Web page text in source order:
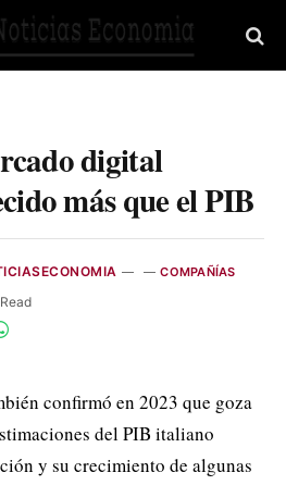
digital
más que el PIB
COMPAÑÍAS
confirmó en 2023 que goza
del PIB italiano
y su crecimiento de algunas